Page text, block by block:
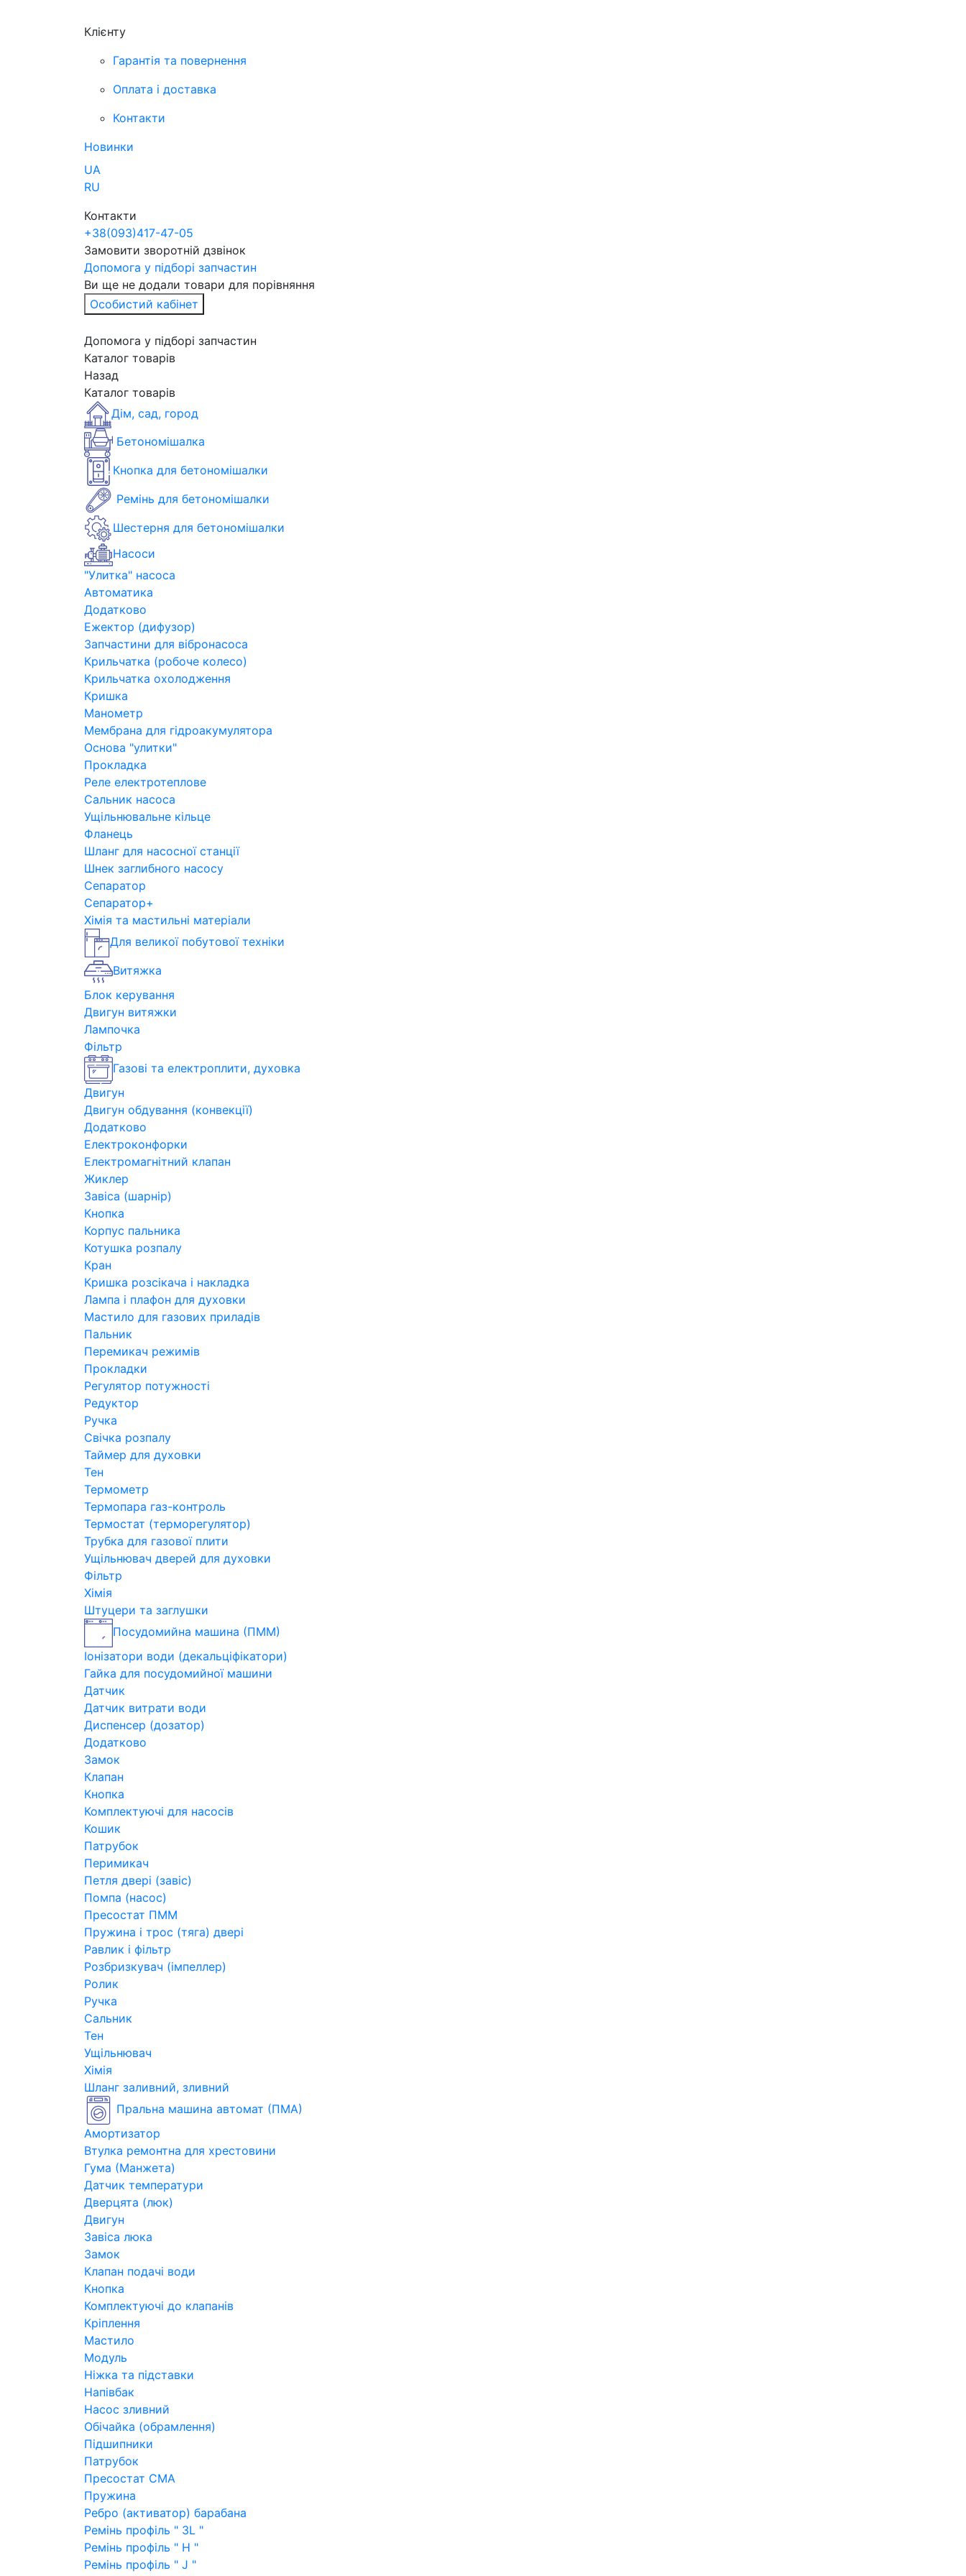
Клієнту
Гарантія та повернення
Оплата і доставка
Контакти
Новинки
UA
RU
Контакти
+38(093)417-47-05
Замовити зворотній дзвінок
Допомога у підборі запчастин
Ви ще не додали товари для порівняння
Особистий кабінет
Допомога у підборі запчастин
Каталог товарів
Назад
Каталог товарів
Дім, сад, город
Бетономішалка
Кнопка для бетономішалки
Ремінь для бетономішалки
Шестерня для бетономішалки
Насоси
"Улитка" насоса
Автоматика
Додатково
Ежектор (дифузор)
Запчастини для вібронасоса
Крильчатка (робоче колесо)
Крильчатка охолодження
Кришка
Манометр
Мембрана для гідроакумулятора
Основа "улитки"
Прокладка
Реле електротеплове
Сальник насоса
Ущільнювальне кільце
Фланець
Шланг для насосної станції
Шнек заглибного насосу
Сепаратор
Сепаратор+
Хімія та мастильні матеріали
Для великої побутової техніки
Витяжка
Блок керування
Двигун витяжки
Лампочка
Фільтр
Газові та електроплити, духовка
Двигун
Двигун обдування (конвекції)
Додатково
Електроконфорки
Електромагнітний клапан
Жиклер
Завіса (шарнір)
Кнопка
Корпус пальника
Котушка розпалу
Кран
Кришка розсікача і накладка
Лампа і плафон для духовки
Мастило для газових приладів
Пальник
Перемикач режимів
Прокладки
Регулятор потужності
Редуктор
Ручка
Свічка розпалу
Таймер для духовки
Тен
Термометр
Термопара газ-контроль
Термостат (терморегулятор)
Трубка для газової плити
Ущільнювач дверей для духовки
Фільтр
Хімія
Штуцери та заглушки
Посудомийна машина (ПММ)
Іонізатори води (декальціфікатори)
Гайка для посудомийної машини
Датчик
Датчик витрати води
Диспенсер (дозатор)
Додатково
Замок
Клапан
Кнопка
Комплектуючі для насосів
Кошик
Патрубок
Перимикач
Петля двері (завіс)
Помпа (насос)
Пресостат ПММ
Пружина і трос (тяга) двері
Равлик і фільтр
Розбризкувач (імпеллер)
Ролик
Ручка
Сальник
Тен
Ущільнювач
Хімія
Шланг заливний, зливний
Пральна машина автомат (ПМА)
Амортизатор
Втулка ремонтна для хрестовини
Гума (Манжета)
Датчик температури
Дверцята (люк)
Двигун
Завіса люка
Замок
Клапан подачі води
Кнопка
Комплектуючі до клапанів
Кріплення
Мастило
Модуль
Ніжка та підставки
Напівбак
Насос зливний
Обічайка (обрамлення)
Підшипники
Патрубок
Пресостат СМА
Пружина
Ребро (активатор) барабана
Ремінь профіль " 3L "
Ремінь профіль " H "
Ремінь профіль " J "